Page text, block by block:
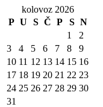
kolovoz 2026
P U S Č P S N
1
2
3
4 5 6 7 8
9
10 11 12 13 14 15 16
17 18 19 20 21 22 23
24 25 26 27 28 29 30
31